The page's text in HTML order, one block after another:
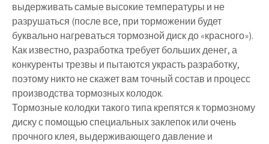
выдерживать самые высокие температуры и не
разрушаться (после все, при торможении будет
буквально нагреваться тормозной диск до «красного»).
Как известно, разработка требует больших денег, а
конкуренты трезвы и пытаются украсть разработку,
поэтому никто не скажет вам точный состав и процесс
производства тормозных колодок.
Тормозные колодки такого типа крепятся к тормозному
диску с помощью специальных заклепок или очень
прочного клея, выдерживающего давление и